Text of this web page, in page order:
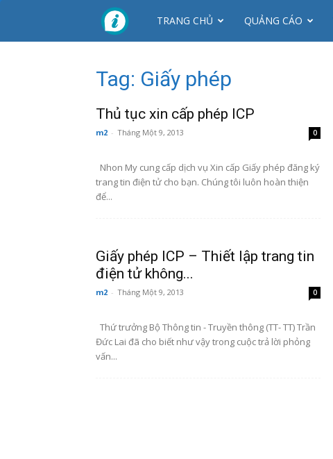
CTYTRANG CHỦ QUẢNG CÁO
Tag: Giấy phép
Thủ tục xin cấp phép ICP
m2 - Tháng Một 9, 2013 0
Nhon My cung cấp dịch vụ Xin cấp Giấy phép đăng ký
trang tin điện tử cho bạn. Chúng tôi luôn hoàn thiện
để...
Giấy phép ICP – Thiết lập trang tin
điện tử không...
m2 - Tháng Một 9, 2013 0
Thứ trưởng Bộ Thông tin - Truyền thông (TT- TT) Trần
Đức Lai đã cho biết như vậy trong cuộc trả lời phỏng
vấn...